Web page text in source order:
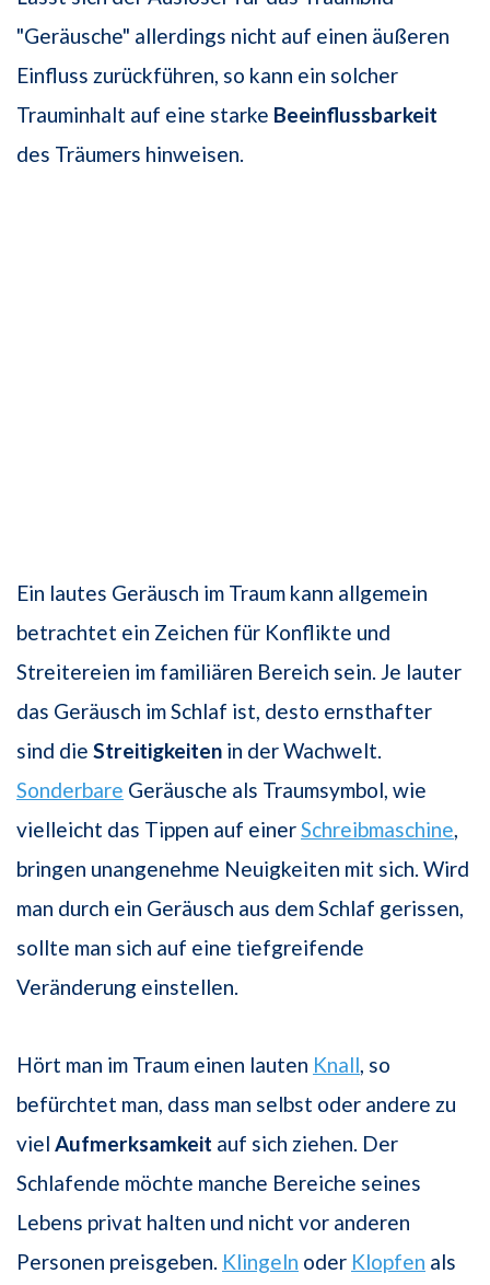
"Geräusche" allerdings nicht auf einen äußeren
Einfluss zurückführen, so kann ein solcher
Trauminhalt auf eine starke Beeinflussbarkeit
des Träumers hinweisen.
Ein lautes Geräusch im Traum kann allgemein
betrachtet ein Zeichen für Konflikte und
Streitereien im familiären Bereich sein. Je lauter
das Geräusch im Schlaf ist, desto ernsthafter
sind die Streitigkeiten in der Wachwelt.
Sonderbare Geräusche als Traumsymbol, wie
vielleicht das Tippen auf einerSchreibmaschine
bringen unangenehme Neuigkeiten mit sich. Wird
man durch ein Geräusch aus dem Schlaf gerissen,
sollte man sich auf eine tiefgreifende
Veränderung einstellen.
Hört man im Traum einen lauten Knall , so
befürchtet man, dass man selbst oder andere zu
viel Aufmerksamkeit auf sich ziehen. Der
Schlafende möchte manche Bereiche seines
Lebens privat halten und nicht vor anderen
Personen preisgeben. Klingeln oder Klopfen als